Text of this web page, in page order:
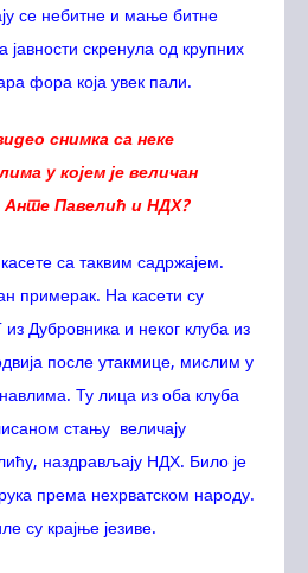
се небитне и мање битне
скренула од крупних
фора која увек пали.
снимка са неке
у којем је величан
Павелић и НДХ?
са таквим садржајем.
примерак. На касети су
Дубровника и неког клуба из
после утакмице, мислим у
Ту лица из оба клуба
стању величају
наздрављају НДХ. Било је
према нехрватском народу.
су крајње језиве.